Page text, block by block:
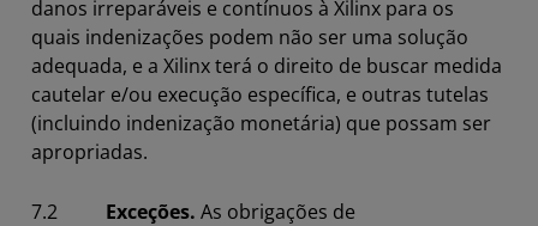
danos irreparáveis e contínuos à Xilinx para os
quais indenizações podem não ser uma solução
adequada, e a Xilinx terá o direito de buscar medida
cautelar e/ou execução específica, e outras tutelas
(incluindo indenização monetária) que possam ser
apropriadas.
7.2 Exceções. As obrigações de